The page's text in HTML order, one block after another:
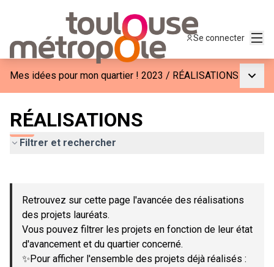
Se connecter
Mes idées pour mon quartier ! 2023 / RÉALISATIONS
RÉALISATIONS
Filtrer et rechercher
−
Retrouvez sur cette page l'avancée des réalisations
des projets lauréats.
Vous pouvez filtrer les projets en fonction de leur état
d'avancement et du quartier concerné.
✨Pour afficher l'ensemble des projets déjà réalisés :